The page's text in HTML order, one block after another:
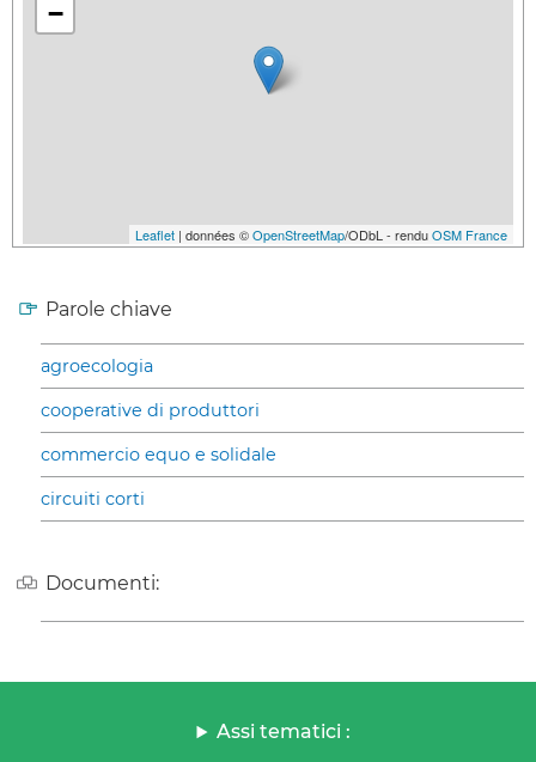
−
Leaflet | données ©OpenStreetMap/ODbL - renduOSM France
Parole chiave
agroecologia
cooperative di produttori
commercio equo e solidale
circuiti corti
Documenti:
Assi tematici :